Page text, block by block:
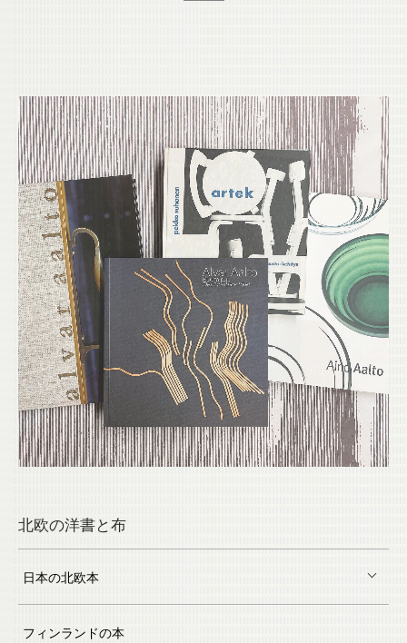
北欧の洋書と布
日本の北欧本
フィンランドの本